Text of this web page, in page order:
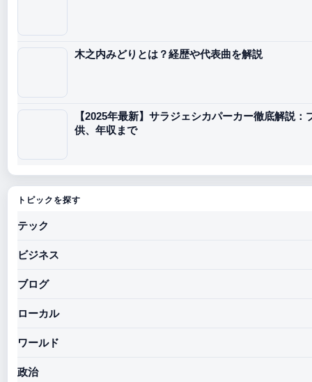
木之内みどりとは？経歴や代表曲を解説
【2025年最新】サラジェシカパーカー徹底解説
供、年収まで
トピックを探す
テック
ビジネス
ブログ
ローカル
ワールド
政治